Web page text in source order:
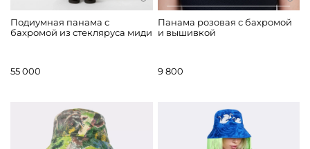
Подиумная панама с
бахромой из стекляруса миди
55 000
Панама розовая с бахромой
и вышивкой
9 800